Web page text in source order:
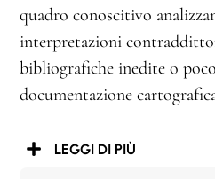
quadro conoscitivo
interpretazioni
bibliografiche inedite o
documentazione
LEGGI DI PIÙ